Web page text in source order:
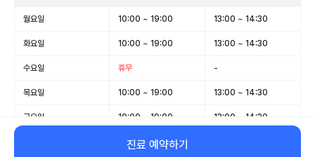
월요일 10:00 ~ 19:00 13:00 ~ 14:30
화요일 10:00 ~ 19:00 13:00 ~ 14:30
수요일 휴무 -
목요일 10:00 ~ 19:00 13:00 ~ 14:30
금요일 10:00 ~ 19:00 13:00 ~ 14:30
10:00 ~ 19:00
진료 예약하기